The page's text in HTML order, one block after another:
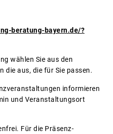
beratung-bayern.de/?
wählen Sie aus den
die aus, die für Sie passen.
informieren
und Veranstaltungsort
Für die Präsenz-